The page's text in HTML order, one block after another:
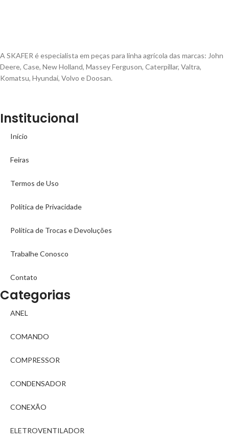
A SKAFER é especialista em peças para linha agrícola das marcas: John
Deere, Case, New Holland, Massey Ferguson, Caterpillar, Valtra,
Komatsu, Hyundai, Volvo e Doosan.
Institucional
Início
Feiras
Termos de Uso
Política de Privacidade
Política de Trocas e Devoluções
Trabalhe Conosco
Contato
Categorias
ANEL
COMANDO
COMPRESSOR
CONDENSADOR
CONEXÃO
ELETROVENTILADOR